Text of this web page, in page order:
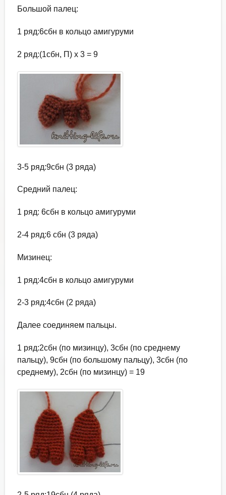
Большой палец:
1 ряд:6сбн в кольцо амигуруми
2 ряд:(1сбн, П) х 3 = 9
3-5 ряд:9сбн (3 ряда)
Средний палец:
1 ряд: 6сбн в кольцо амигуруми
2-4 ряд:6 сбн (3 ряда)
Мизинец:
1 ряд:4сбн в кольцо амигуруми
2-3 ряд:4сбн (2 ряда)
Далее соединяем пальцы.
1 ряд:2сбн (по мизинцу), 3сбн (по среднему
пальцу), 9сбн (по большому пальцу), 3сбн (по
среднему), 2сбн (по мизинцу) = 19